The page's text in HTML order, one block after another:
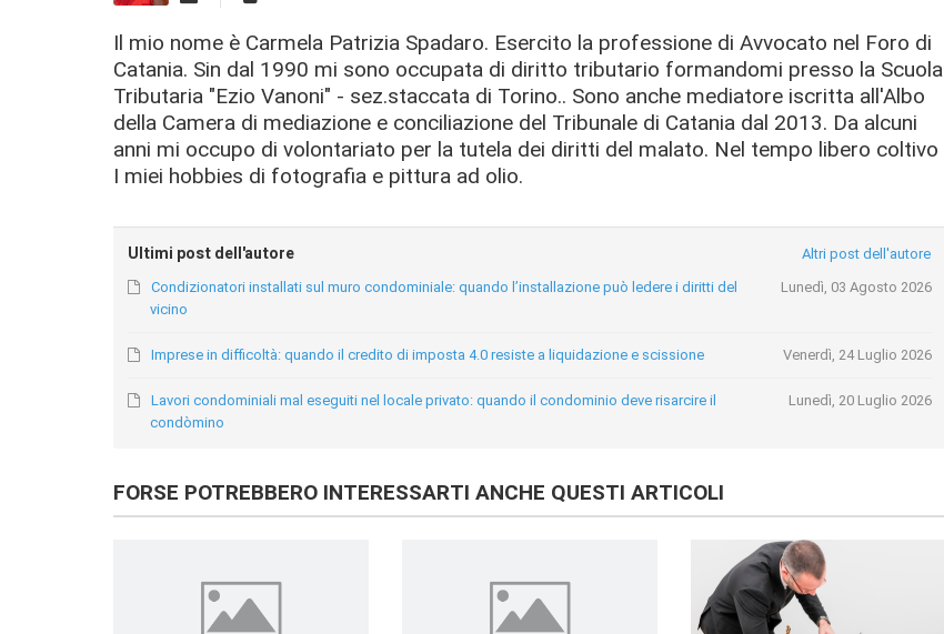
Il mio nome è Carmela Patrizia Spadaro. Esercito la professione di Avvocato nel Foro di
Catania. Sin dal 1990 mi sono occupata di diritto tributario formandomi presso la Scuola
Tributaria "Ezio Vanoni" - sez.staccata di Torino.. Sono anche mediatore iscritta all'Albo
della Camera di mediazione e conciliazione del Tribunale di Catania dal 2013. Da alcuni
anni mi occupo di volontariato per la tutela dei diritti del malato. Nel tempo libero coltivo
I miei hobbies di fotografia e pittura ad olio.
Ultimi post dell'autore
Altri post dell'autore
Lunedì, 03 Agosto 2026
Condizionatori installati sul muro condominiale: quando l’installazione può ledere i diritti del
vicino
Venerdì, 24 Luglio 2026
Imprese in difficoltà: quando il credito di imposta 4.0 resiste a liquidazione e scissione
Lunedì, 20 Luglio 2026
Lavori condominiali mal eseguiti nel locale privato: quando il condominio deve risarcire il
condòmino
FORSE POTREBBERO INTERESSARTI ANCHE QUESTI ARTICOLI